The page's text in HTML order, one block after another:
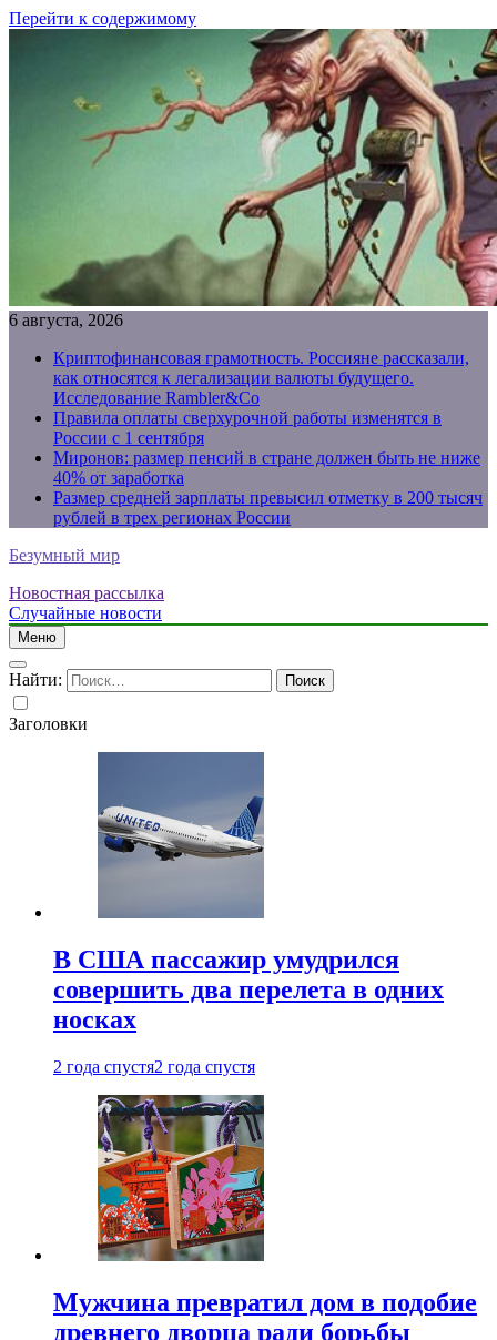
Перейти к содержимому
6 августа, 2026
Криптофинансовая грамотность. Россияне рассказали,
как относятся к легализации валюты будущего.
Исследование Rambler&Co
Правила оплаты сверхурочной работы изменятся в
России с 1 сентября
Миронов: размер пенсий в стране должен быть не ниже
40% от заработка
Размер средней зарплаты превысил отметку в 200 тысяч
рублей в трех регионах России
Безумный мир
Новостная рассылка
Случайные новости
Меню
Найти:
Заголовки
В США пассажир умудрился
совершить два перелета в одних
носках
2 года спустя2 года спустя
Мужчина превратил дом в подобие
древнего дворца ради борьбы